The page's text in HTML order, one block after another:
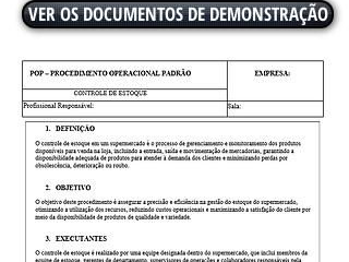
VER OS DOCUMENTOS DE DEMONSTRAÇÃO